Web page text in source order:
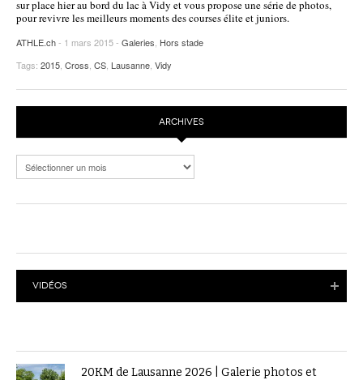
POURQUOI ATHLE.CH ?
ATHLE.CH RÉGIONS | VAUD
HIGHLIGHTS
sur place hier au bord du lac à Vidy et vous propose une série de photos,
pour revivre les meilleurs moments des courses élite et juniors.
ATHLE.ch- 1 mars 2015 - Galeries Hors stade
Tags: 2015 Cross CS Lausanne Vidy
ARCHIVES
Archives
VIDÉOS
20KM de Lausanne 2026 | Galerie photos et